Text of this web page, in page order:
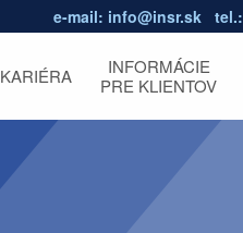
e-mail: info@insr.sk tel.:
KARIÉRA
INFORMÁCIE
PRE KLIENTOV